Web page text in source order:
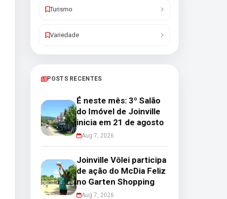
Turismo
Variedade
POSTS RECENTES
É neste mês: 3º Salão
do Imóvel de Joinville
inicia em 21 de agosto
Aug 7, 2026
Joinville Vôlei participa
de ação do McDia Feliz
no Garten Shopping
Aug 7, 2026